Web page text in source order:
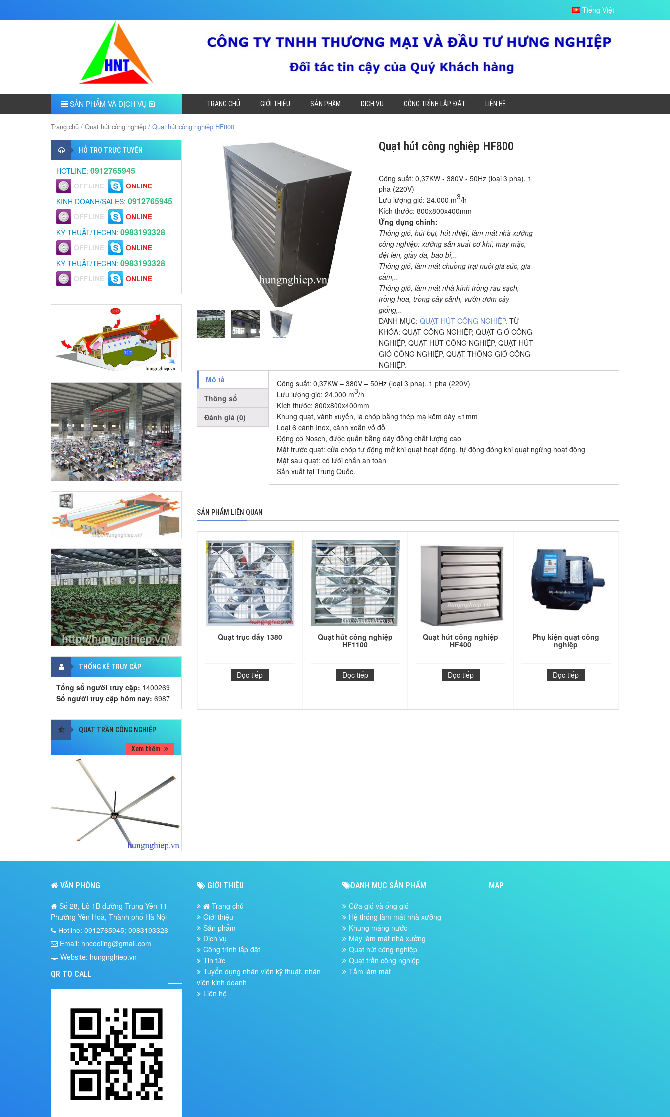
Tiếng Việt
TRANG CHỦ GIỚI THIỆU SẢN PHẨM DỊCH VỤ CÔNG TRÌNH LẮP ĐẶT LIÊN HỆ
SẢN PHẨM VÀ DỊCH VỤ
Trang chủ / Quạt hút công nghiệp / Quạt hút công nghiệp HF800
HỖ TRỢ TRỰC TUYẾN
HOTLINE: 0912765945
KINH DOANH/SALES: 0912765945
KỸ THUẬT/TECHN: 0983193328
KỸ THUẬT/TECHN: 0983193328
THỐNG KÊ TRUY CẬP
Tổng số người truy cập: 1400269
Số người truy cập hôm nay: 6987
QUẠT TRẦN CÔNG NGHIỆP
Xem thêm
Quạt hút công nghiệp HF800
Công suất: 0,37KW - 380V - 50Hz (loại 3 pha), 1
pha (220V)
Lưu lượng gió: 24.000 m3/h
Kích thước: 800x800x400mm
Ứng dụng chính:
Thông gió, hút bụi, hút nhiệt, làm mát nhà xưởng
công nghiệp: xưởng sản xuất cơ khí, may mặc,
dệt len, giầy da, bao bì,..
Thông gió, làm mát chuồng trại nuôi gia súc, gia
cầm,..
Thông gió, làm mát nhà kính trồng rau sạch,
trồng hoa, trồng cây cảnh, vườn ươm cây
giống,..
DANH MỤC:QUẠT HÚT CÔNG NGHIỆP. TỪ
KHÓA:QUẠT CÔNG NGHIỆP,QUẠT GIÓ CÔNG
NGHIỆP,QUẠT HÚT CÔNG NGHIỆP,QUẠT HÚT
GIÓ CÔNG NGHIỆP,QUẠT THÔNG GIÓ CÔNG
NGHIỆP.
Mô tả
Thông số
Đánh giá (0)
Công suất: 0,37KW – 380V – 50Hz (loại 3 pha), 1 pha (220V)
Lưu lượng gió: 24.000 m3/h
Kích thước: 800x800x400mm
Khung quạt, vành xuyến, lá chớp bằng thép mạ kẽm dày ≈1mm
Loại 6 cánh Inox, cánh xoắn vỏ đỗ
Động cơ Nosch, được quấn bằng dây đồng chất lượng cao
Mặt trước quạt: cửa chớp tự động mở khi quạt hoạt động, tự động đóng khi quạt ngừng hoạt động
Mặt sau quạt: có lưới chắn an toàn
Sản xuất tại Trung Quốc.
SẢN PHẨM LIÊN QUAN
Quạt trục đẩy 1380
Đọc tiếp
Quạt hút công nghiệp
HF1100
Đọc tiếp
Quạt hút công nghiệp
HF400
Đọc tiếp
Phụ kiện quạt công
nghiệp
Đọc tiếp
VĂN PHÒNG
Số 28, Lô 1B đường Trung Yên 11,
Phường Yên Hoà, Thành phố Hà Nội
Hotline: 0912765945; 0983193328
Email: hncooling@gmail.com
Website: hungnghiep.vn
QR TO CALL
GIỚI THIỆU
Trang chủ
Giới thiệu
Sản phẩm
Dịch vụ
Công trình lắp đặt
Tin tức
Tuyển dụng nhân viên kỹ thuật, nhân
viên kinh doanh
Liên hệ
DANH MỤC SẢN PHẨM
Cửa gió và ống gió
Hệ thống làm mát nhà xưởng
Khung máng nước
Máy làm mát nhà xưởng
Quạt hút công nghiệp
Quạt trần công nghiệp
Tấm làm mát
MAP